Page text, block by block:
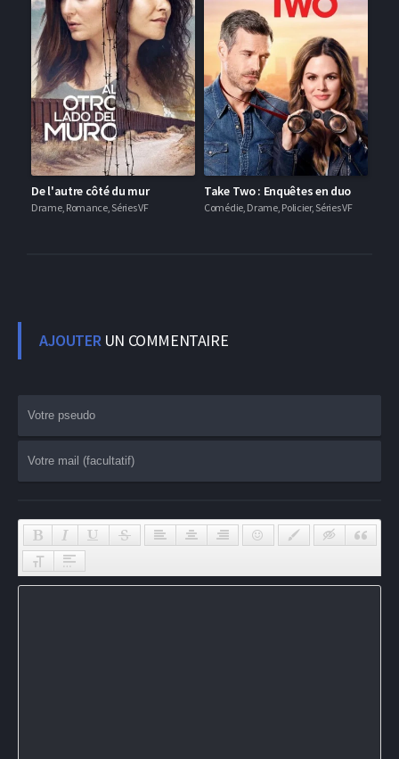
De l'autre côté du mur
Drame, Romance, Séries VF
Take Two : Enquêtes en duo
Comédie, Drame, Policier, Séries VF
AJOUTERUN COMMENTAIRE